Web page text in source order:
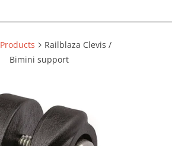
Products
Railblaza Clevis /
Bimini support